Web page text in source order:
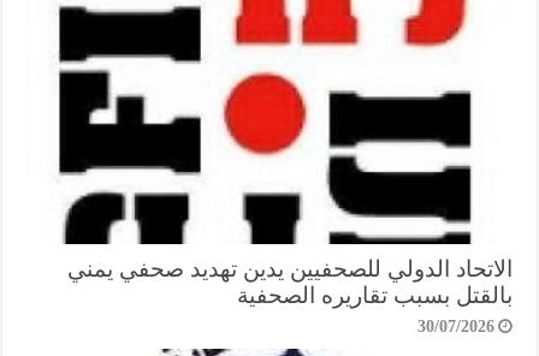
الاتحاد الدولي للصحفيين يدين تهديد صحفي يمني
بالقتل بسبب تقاريره الصحفية
30/07/2026